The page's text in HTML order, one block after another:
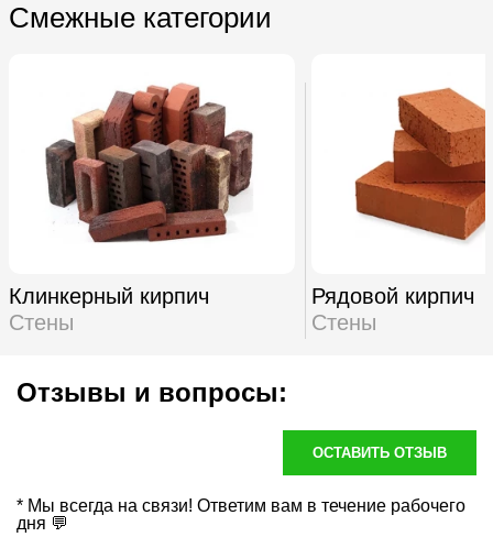
Смежные категории
Клинкерный кирпич
Стены
Рядовой кирпич
Стены
Отзывы и вопросы:
ОСТАВИТЬ ОТЗЫВ
* Мы всегда на связи! Ответим вам в течение рабочего
дня 💬